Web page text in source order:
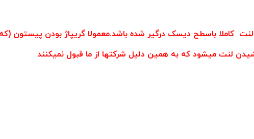
کاملا باسطح دیسک درگیر شده باشد.معمولا گریپاژ بودن
لنت میشود که به همین دلیل شرکتها از ما قبول نمیکنند